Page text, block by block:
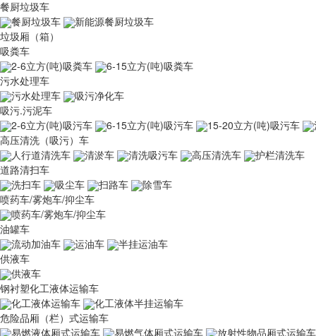
餐厨垃圾车
餐厨垃圾车
新能源餐厨垃圾车
垃圾厢（箱）
吸粪车
2-6立方(吨)吸粪车
6-15立方(吨)吸粪车
污水处理车
污水处理车
吸污净化车
吸污.污泥车
2-6立方(吨)吸污车
6-15立方(吨)吸污车 15-20立方(吨)吸污车
高压清洗（吸污）车
人行道清洗车
清淤车 清洗吸污车 高压清洗车
护栏清洗车
道路清扫车
洗扫车
吸尘车 扫路车
除雪车
喷药车/雾炮车/抑尘车
喷药车/雾炮车/抑尘车
油罐车
流动加油车
运油车
半挂运油车
供液车
供液车
钢衬塑化工液体运输车
化工液体运输车
化工液体半挂运输车
危险品厢（栏）式运输车
易燃液体厢式运输车
易燃气体厢式运输车
放射性物品厢式运输车